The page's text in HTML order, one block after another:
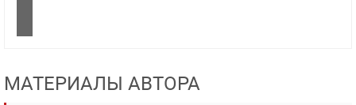
МАТЕРИАЛЫ АВТОРА